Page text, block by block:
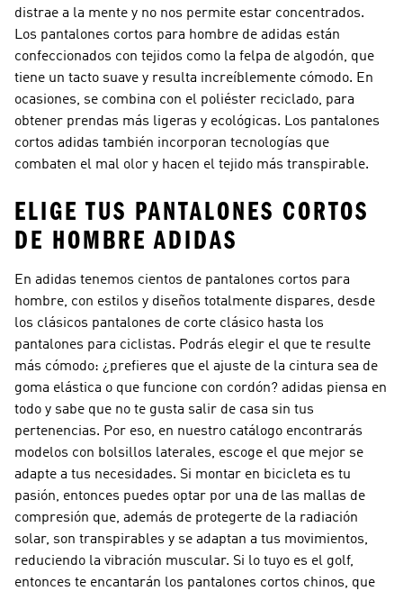
distrae a la mente y no nos permite estar concentrados.
Los pantalones cortos para hombre de adidas están
confeccionados con tejidos como la felpa de algodón, que
tiene un tacto suave y resulta increíblemente cómodo. En
ocasiones, se combina con el poliéster reciclado, para
obtener prendas más ligeras y ecológicas. Los pantalones
cortos adidas también incorporan tecnologías que
combaten el mal olor y hacen el tejido más transpirable.
ELIGE TUS PANTALONES CORTOS
DE HOMBRE ADIDAS
En adidas tenemos cientos de pantalones cortos para
hombre, con estilos y diseños totalmente dispares, desde
los clásicos pantalones de corte clásico hasta los
pantalones para ciclistas. Podrás elegir el que te resulte
más cómodo: ¿prefieres que el ajuste de la cintura sea de
goma elástica o que funcione con cordón? adidas piensa en
todo y sabe que no te gusta salir de casa sin tus
pertenencias. Por eso, en nuestro catálogo encontrarás
modelos con bolsillos laterales, escoge el que mejor se
adapte a tus necesidades. Si montar en bicicleta es tu
pasión, entonces puedes optar por una de las mallas de
compresión que, además de protegerte de la radiación
solar, son transpirables y se adaptan a tus movimientos,
reduciendo la vibración muscular. Si lo tuyo es el golf,
entonces te encantarán los pantalones cortos chinos, que